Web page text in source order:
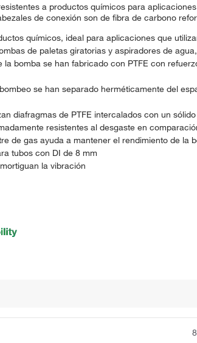
a productos químicos para
de conexión son de fibra de carbono
químicos, ideal para aplicaciones que
de paletas giratorias y aspiradores de
la bomba se han fabricado con PTFE con
se han separado herméticamente del
diafragmas de PTFE intercalados con un
resistentes al desgaste en
de gas ayuda a mantener el rendimiento de
tubos con DI de 8 mm
la vibración